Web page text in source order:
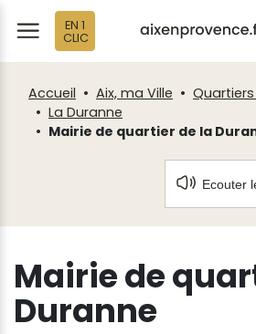
EN 1
CLIC
Accueil Aix, ma Ville
La Duranne
Mairie de quartier de la
Ecouter
Mairie de
Duranne
Fenêtre
de
chat
Panneau de gestion des cookies